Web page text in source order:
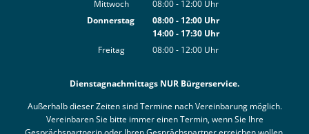
Mittwoch 08:00- 12:00 Uhr
Von 08:00 bis 12:00 Uhr
Donnerstag 08:00- 12:00Uhr
Von 08:00 bis 12:00 Uhr
14:00- 17:30Uhr
Von 14:00 bis 17:30 Uhr
Freitag 08:00- 12:00 Uhr
Dienstagnachmittags NUR Bürgerservice.
Außerhalb dieser Zeiten sind Termine nach Vereinbarung möglich.
Vereinbaren Sie bitte immer einen Termin, wenn Sie Ihre